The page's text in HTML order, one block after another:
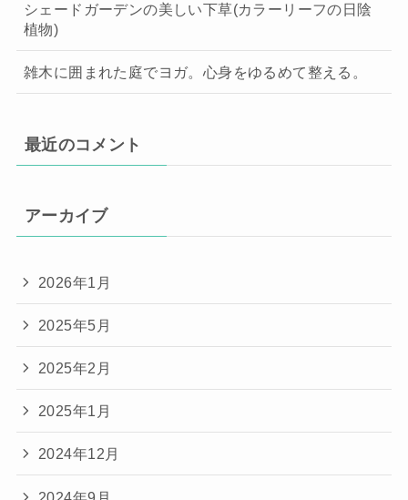
シェードガーデンの美しい下草(カラーリーフの日陰
植物)
雑木に囲まれた庭でヨガ。心身をゆるめて整える。
最近のコメント
アーカイブ
2026年1月
2025年5月
2025年2月
2025年1月
2024年12月